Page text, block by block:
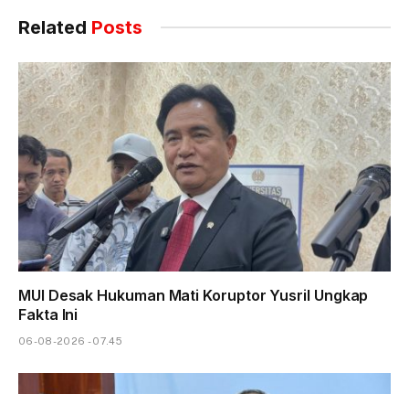
Related Posts
MUI Desak Hukuman Mati Koruptor Yusril Ungkap
Fakta Ini
06-08-2026 - 07.45